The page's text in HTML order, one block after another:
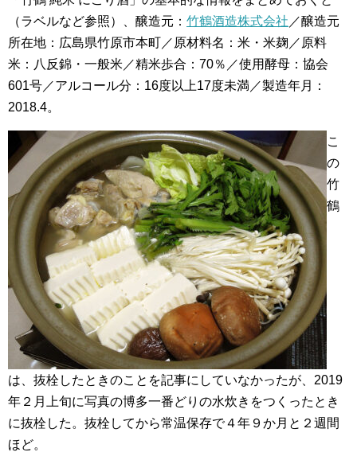
（ラベルなど参照）、醸造元： 竹鶴酒造株式会社 ／醸造元
所在地：広島県竹原市本町／原材料名：米・米麹／原料
米：八反錦・一般米／精米歩合：70％／使用酵母：協会
601号／アルコール分：16度以上17度未満／製造年月：
2018.4。
こ
の
竹
鶴
は、抜栓したときのことを記事にしていなかったが、2019
年２月上旬に写真の博多一番どりの水炊きをつくったとき
に抜栓した。抜栓してから常温保存で４年９か月と２週間
ほど。